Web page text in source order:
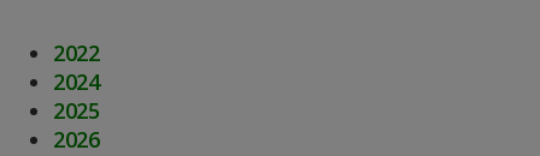
2022
2024
2025
2026